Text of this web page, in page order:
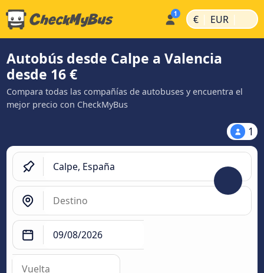
€ | EUR |
Autobús desde Calpe a Valencia
desde 16 €
Compara todas las compañías de autobuses y encuentra el
mejor precio con CheckMyBus
1